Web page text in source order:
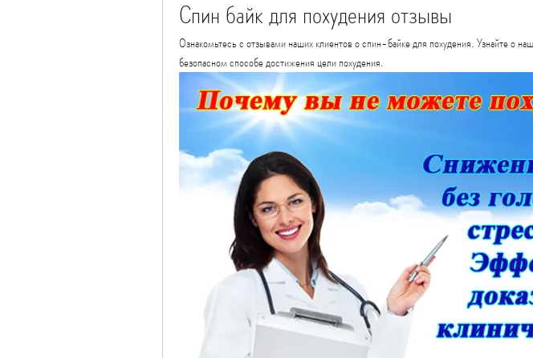
Спин байк для похудения отзывы
Ознакомьтесь с отзывами наших клиентов о спин-байке для похудения. Узнайте о
безопасном способе достижения цели похудения.